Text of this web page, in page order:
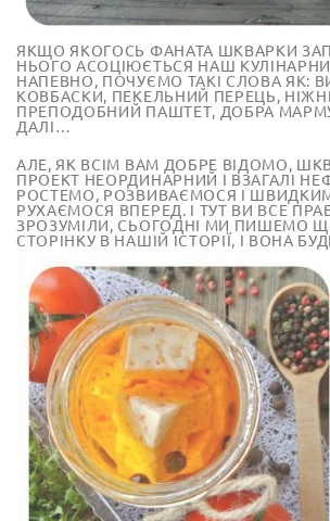
ЯКЩО ЯКОГОСЬ ФАНАТА ШКВАРКИ
НЬОГО АСОЦІЮЄТЬСЯ НАШ
НАПЕВНО, ПОЧУЄМО ТАКІ СЛОВА ЯК:
КОВБАСКИ, ПЕКЕЛЬНИЙ ПЕРЕЦЬ,
ПРЕПОДОБНИЙ ПАШТЕТ, ДОБРА
ДАЛІ…
АЛЕ, ЯК ВСІМ ВАМ ДОБРЕ ВІДОМО,
ПРОЕКТ НЕОРДИНАРНИЙ І ВЗАГАЛІ
РОСТЕМО, РОЗВИВАЄМОСЯ І
РУХАЄМОСЯ ВПЕРЕД. І ТУТ ВИ ВСЕ
ЗРОЗУМІЛИ, СЬОГОДНІ МИ ПИШЕМО
СТОРІНКУ В НАШІЙ ІСТОРІЇ, І ВОНА